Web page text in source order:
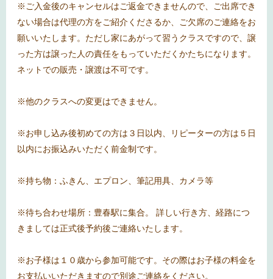
※ご入金後のキャンセルはご返金できませんので、ご出席でき
ない場合は代理の方をご紹介くださるか、ご欠席のご連絡をお
願いいたします。ただし家にあがって習うクラスですので、譲
った方は譲った人の責任をもっていただくかたちになります。
ネットでの販売・譲渡は不可です。
※他のクラスへの変更はできません。
※お申し込み後初めての方は３日以内、リピーターの方は５日
以内にお振込みいただく前金制です。
※持ち物：ふきん、エプロン、筆記用具、カメラ等
※待ち合わせ場所：豊春駅に集合。 詳しい行き方、経路につ
きましては正式後予約後ご連絡いたします。
※お子様は１０歳から参加可能です。その際はお子様の料金を
お支払いいただきますので別途ご連絡をください。